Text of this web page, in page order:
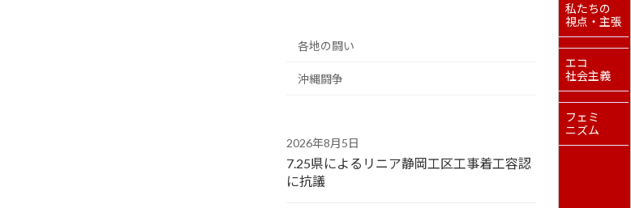
各地の闘い
沖縄闘争
2026年8月5日
7.25県によるリニア静岡工区工事着工容認
に抗議
私たちの
視点・主張
エコ
社会主義
フェミ
ニズム